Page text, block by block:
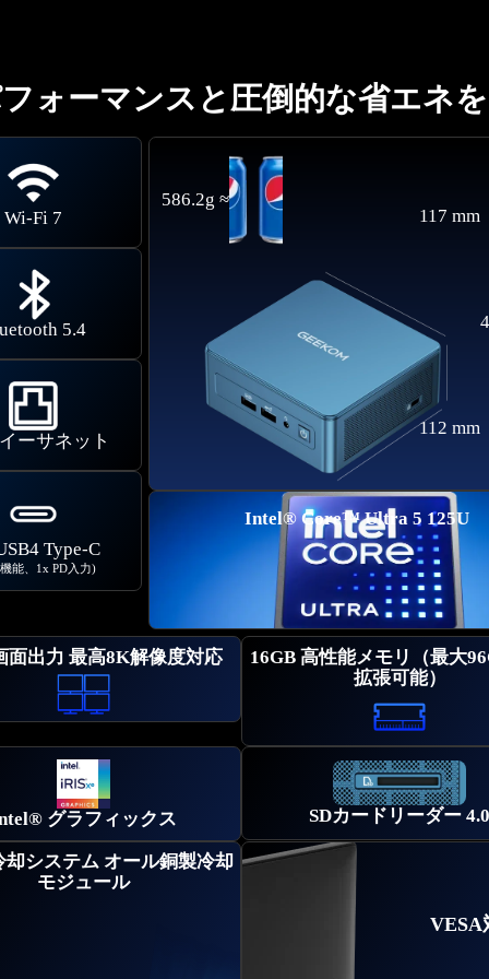
ォーマンスと圧倒的な省エネ
Wi-Fi 7
5.4
ーサネット
Type-C
能、1x PD入力)
586.2g ≈
117 mm
112 mm
Intel® Core™ Ultra 5 125U
面出力 最高8K解像度対応
16GB 高性能メモリ（最大
拡張可能）
グラフィックス SDカードリーダー
却システム オール銅製冷却
モジュール
VESA